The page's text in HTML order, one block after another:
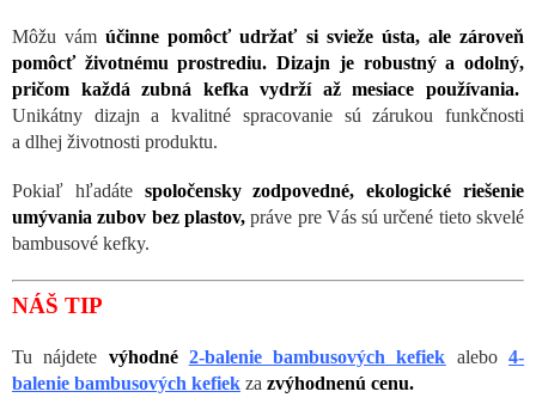
Môžu vámúčinne pomôcť udržať si svieže ústa, ale zároveň
pomôcť životnému prostrediu. Dizajn je robustný a odolný,
pričom každá zubná kefka vydrží až mesiace používania.
Unikátny dizajn a kvalitné spracovanie sú zárukou funkčnosti
a dlhej životnosti produktu.
Pokiaľ hľadáte spoločensky zodpovedné, ekologické riešenie
umývania zubov bez plastov,práve pre Vás sú určené tieto skvelé
bambusové kefky.
NÁŠ TIP
Tu nájdete výhodné 2-balenie bambusových kefiek alebo4-
balenie bambusových kefiek za zvýhodnenú cenu.